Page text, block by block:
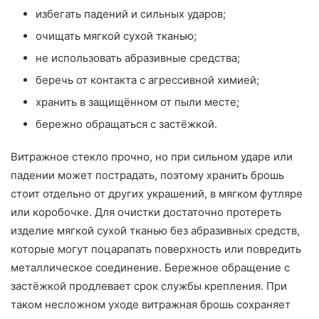
избегать падений и сильных ударов;
очищать мягкой сухой тканью;
не использовать абразивные средства;
беречь от контакта с агрессивной химией;
хранить в защищённом от пыли месте;
бережно обращаться с застёжкой.
Витражное стекло прочно, но при сильном ударе или
падении может пострадать, поэтому хранить брошь
стоит отдельно от других украшений, в мягком футляре
или коробочке. Для очистки достаточно протереть
изделие мягкой сухой тканью без абразивных средств,
которые могут поцарапать поверхность или повредить
металлическое соединение. Бережное обращение с
застёжкой продлевает срок службы крепления. При
таком несложном уходе витражная брошь сохраняет